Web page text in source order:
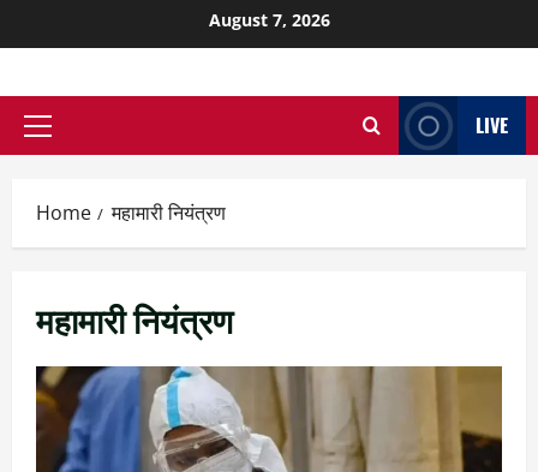
August 7, 2026
LIVE
Home महामारी नियंत्रण
महामारी नियंत्रण